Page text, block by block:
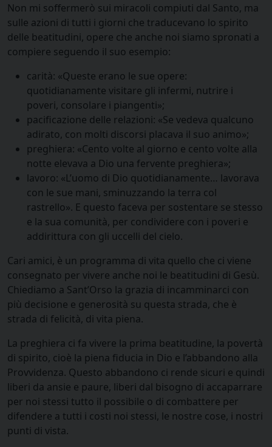
Non mi soffermerò sui miracoli compiuti dal Santo, ma
sulle azioni di tutti i giorni che traducevano lo spirito
delle beatitudini, opere che anche noi siamo spronati a
compiere seguendo il suo esempio:
carità: «Queste erano le sue opere:
quotidianamente visitare gli infermi, nutrire i
poveri, consolare i piangenti»;
pacificazione delle relazioni: «Se vedeva qualcuno
adirato, con molti discorsi placava il suo animo»;
preghiera: «Cento volte al giorno e cento volte alla
notte elevava a Dio una fervente preghiera»;
lavoro: «L’uomo di Dio quotidianamente… lavorava
con le sue mani, sminuzzando la terra col
rastrello». E questo faceva per sostentare se stesso
e la sua comunità, per condividere con i poveri e
addirittura con gli uccelli del cielo.
Cari amici, è un programma di vita quello che ci viene
consegnato per vivere anche noi le beatitudini di Gesù.
Chiediamo a Sant’Orso la grazia di incamminarci con
più decisione e generosità su questa strada, che è
strada di felicità, di vita piena.
La preghiera ci fa vivere la prima beatitudine, la povertà
di spirito, cioè la piena fiducia in Dio e l’abbandono alla
Provvidenza. Questo abbandono ci rende sicuri e quindi
liberi da ansie e paure, liberi dal bisogno di accaparrare
per noi stessi tutto il possibile o di combattere per
difendere a tutti i costi noi stessi, le nostre cose, i nostri
punti di vista.